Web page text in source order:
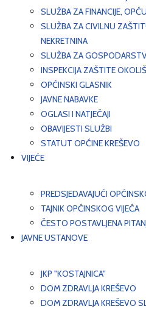
SLUŽBA ZA FINANCIJE,
SLUŽBA ZA CIVILNU
NEKRETNINA
SLUŽBA ZA
INSPEKCIJA ZAŠTITE
OPĆINSKI GLASNIK
JAVNE NABAVKE
OGLASI I NATJEČAJI
OBAVIJESTI SLUŽBI
STATUT OPĆINE KREŠEVO
VIJEĆE
PREDSJEDAVAJUĆI
TAJNIK OPĆINSKOG VIJEĆA
ČESTO POSTAVLJENA
JAVNE USTANOVE
JKP "KOSTAJNICA"
DOM ZDRAVLJA KREŠEVO
DOM ZDRAVLJA KREŠEVO